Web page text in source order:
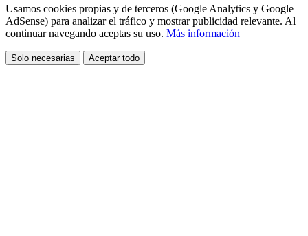
Usamos cookies propias y de terceros (Google Analytics y Google
AdSense) para analizar el tráfico y mostrar publicidad relevante. Al
continuar navegando aceptas su uso. Más información
Solo necesarias Aceptar todo